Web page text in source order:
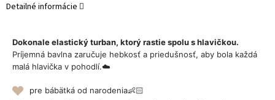
Dokonale elastický turban, ktorý rastie spolu s hlavičkou.
Príjemná bavlna zaručuje hebkosť a priedušnosť, aby bola každá
malá hlavička v pohodlí.☁️
pre bábätká od narodenia👶🏻
Detailné informácie